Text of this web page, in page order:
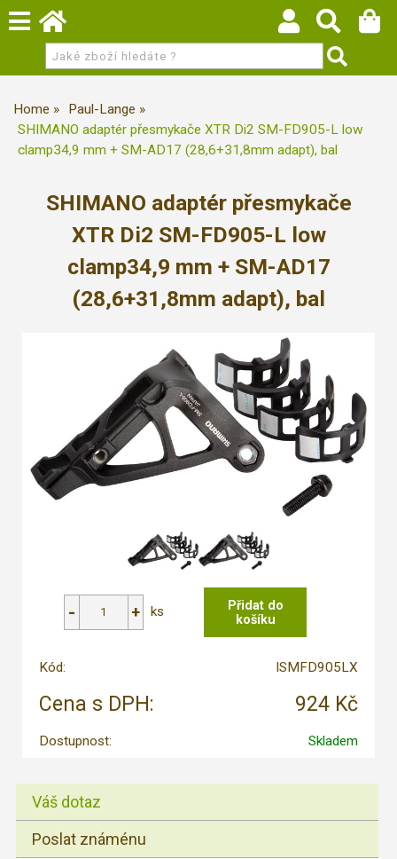
Home
Paul-Lange
SHIMANO adaptér přesmykače XTR Di2 SM-FD905-L low
clamp34,9 mm + SM-AD17 (28,6+31,8mm adapt), bal
SHIMANO adaptér přesmykače
XTR Di2 SM-FD905-L low
clamp34,9 mm + SM-AD17
(28,6+31,8mm adapt), bal
ks
Kód: ISMFD905LX
Cena s DPH: 924 Kč
Dostupnost: Skladem
Váš dotaz
Poslat známénu